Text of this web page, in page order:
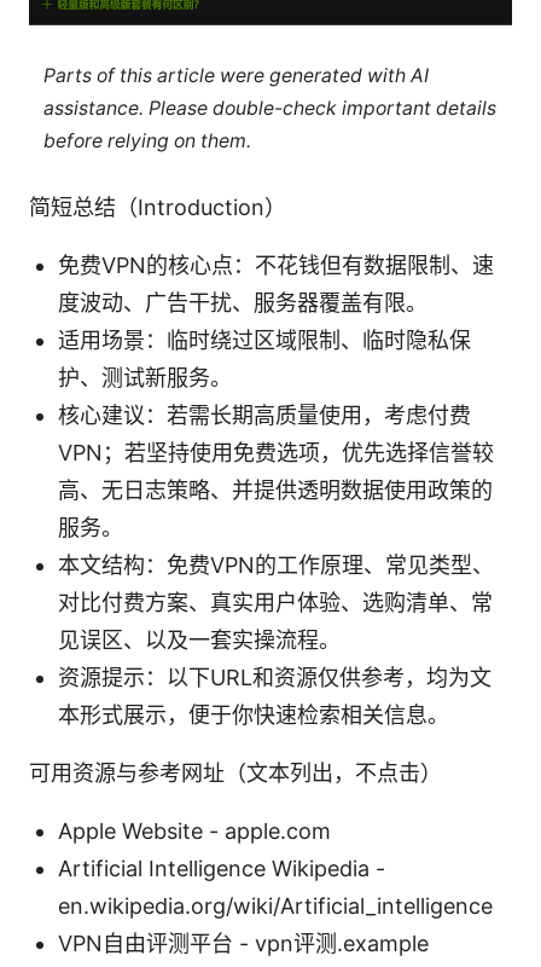
Parts of this article were generated with AI
assistance. Please double-check important details
before relying on them.
简短总结（Introduction）
免费VPN的核心点：不花钱但有数据限制、速
度波动、广告干扰、服务器覆盖有限。
适用场景：临时绕过区域限制、临时隐私保
护、测试新服务。
核心建议：若需长期高质量使用，考虑付费
VPN；若坚持使用免费选项，优先选择信誉较
高、无日志策略、并提供透明数据使用政策的
服务。
本文结构：免费VPN的工作原理、常见类型、
对比付费方案、真实用户体验、选购清单、常
见误区、以及一套实操流程。
资源提示：以下URL和资源仅供参考，均为文
本形式展示，便于你快速检索相关信息。
可用资源与参考网址（文本列出，不点击）
Apple Website - apple.com
Artificial Intelligence Wikipedia -
en.wikipedia.org/wiki/Artificial_intelligence
VPN自由评测平台 - vpn评测.example